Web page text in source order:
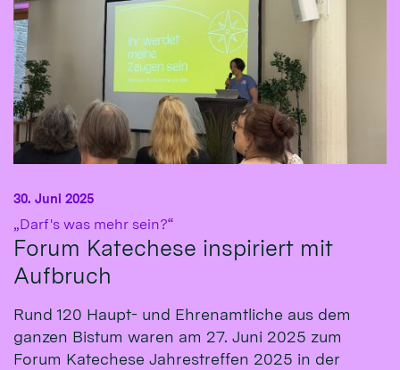
„Darf's was mehr sein?“
Forum Katechese inspiriert mit
Aufbruch
30. Juni 2025
Rund 120 Haupt- und Ehrenamtliche aus dem
ganzen Bistum waren am 27. Juni 2025 zum
Forum Katechese Jahrestreffen 2025 in der